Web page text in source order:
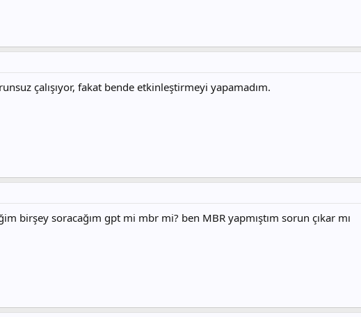
çalışıyor, fakat bende etkinleştirmeyi yapamadım.
birşey soracağım gpt mi mbr mi? ben MBR yapmıştım sorun çıkar mı